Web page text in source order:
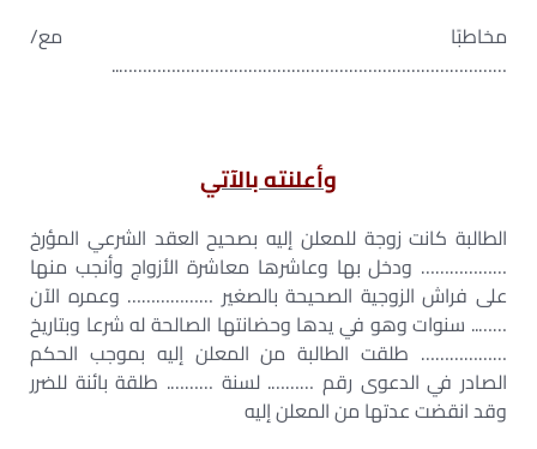
مخاطبًا مع/
………………………………………………………………………..
وأعلنته بالآتي
الطالبة كانت زوجة للمعلن إليه بصحيح العقد الشرعي المؤرخ
……………… ودخل بها وعاشرها معاشرة الأزواج وأنجب منها
على فراش الزوجية الصحيحة بالصغير ……………… وعمره الآن
…….. سنوات وهو في يدها وحضانتها الصالحة له شرعا وبتاريخ
……………… طلقت الطالبة من المعلن إليه بموجب الحكم
الصادر في الدعوى رقم ………. لسنة ………. طلقة بائنة للضرر
وقد انقضت عدتها من المعلن إليه